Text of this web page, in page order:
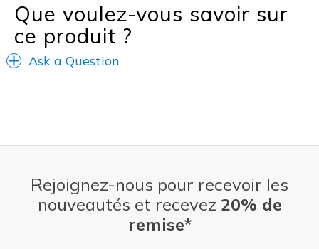
View On Shoes
Shoes are for Wearing
Que voulez-vous savoir sur
ce produit ?
Ask a Question
Rejoignez-nous pour recevoir les
nouveautés et recevez 20% de
remise*